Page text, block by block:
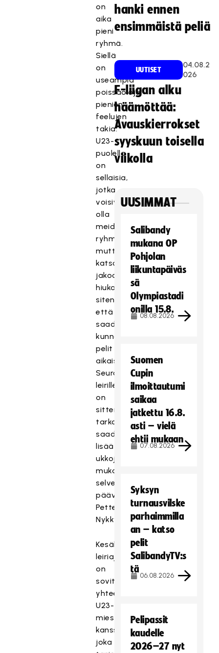
on
aika
pieni
ryhmä.
Siellä
on
useampia
poissaoloja
pienien
feelujen
takia.
U23-
puolella
on
sellaisia,
jotka
voisivat
olla
meidänkin
ryhmässämme,
mutta
katsottiin
jakoa
hiukan
siten,
että
saadaan
kunnon
pelit
aikaiseksi.
Seuraavalle
leirille
on
sitten
tarkoitus
saada
lisää
ukkoja
mukaan,
selventää
päävalmentaja
Petteri
Nykky.
Kesäkuun
leiriajankohdat
on
sovitettu
yhteen
U23-
miesten
kanssa,
joka
hanki ennen
ensimmäistä peliä
UUTISET
04.08.2
026
F-liigan alku
häämöttää:
Avauskierrokset
syyskuun toisella
viikolla
UUSIMMAT
Salibandy
mukana OP
Pohjolan
liikuntapäiväs
sä
Olympiastadi
onilla 15.8.
08.08.2026
Suomen
Cupin
ilmoittautumi
saikaa
jatkettu 16.8.
asti – vielä
ehtii mukaan
07.08.2026
Syksyn
turnausvilske
parhaimmilla
an – katso
pelit
SalibandyTV:s
tä
06.08.2026
Pelipassit
kaudelle
2026–27 nyt